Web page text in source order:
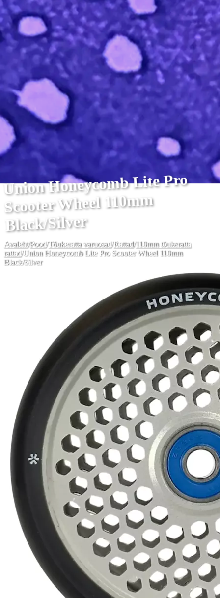
Union Honeycomb Lite Pro
Scooter Wheel 110mm
Black/Silver
Avaleht/Pood/Tõukeratta varuosad/Rattad/110mm tõukeratta
rattad/Union Honeycomb Lite Pro Scooter Wheel 110mm
Black/Silver